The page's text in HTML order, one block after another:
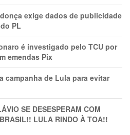
exige dados de publicidade
PL
é investigado pelo TCU por
emendas Pix
campanha de Lula para evitar
SE DESESPERAM COM
LULA RINDO À TOA!!